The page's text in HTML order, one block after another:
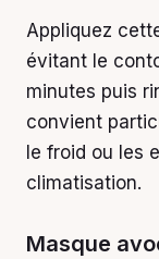
Appliquez
évitant le
minutes puis
convient
le froid ou les
climatisation.
Masque